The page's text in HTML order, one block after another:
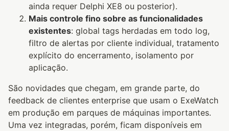
ainda requer Delphi XE8 ou posterior).
Mais controle fino sobre as funcionalidades
existentes: global tags herdadas em todo log,
filtro de alertas por cliente individual, tratamento
explícito do encerramento, isolamento por
aplicação.
São novidades que chegam, em grande parte, do
feedback de clientes enterprise que usam o ExeWatch
em produção em parques de máquinas importantes.
Uma vez integradas, porém, ficam disponíveis em